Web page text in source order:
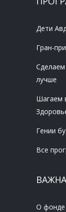
Дети
Гран-при
лучше
Шагаем
Гении
Все
О фонде